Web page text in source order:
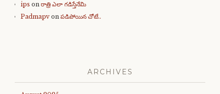
ips on రాత్రి ఎలా గడిస్తేనేమి
Padmapv on పడిపోయిన చోటే..
ARCHIVES